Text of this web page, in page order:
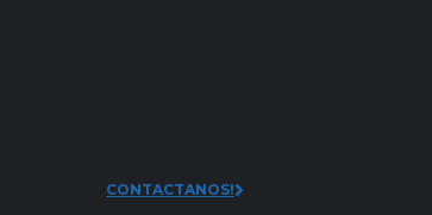
CONTACTANOS!